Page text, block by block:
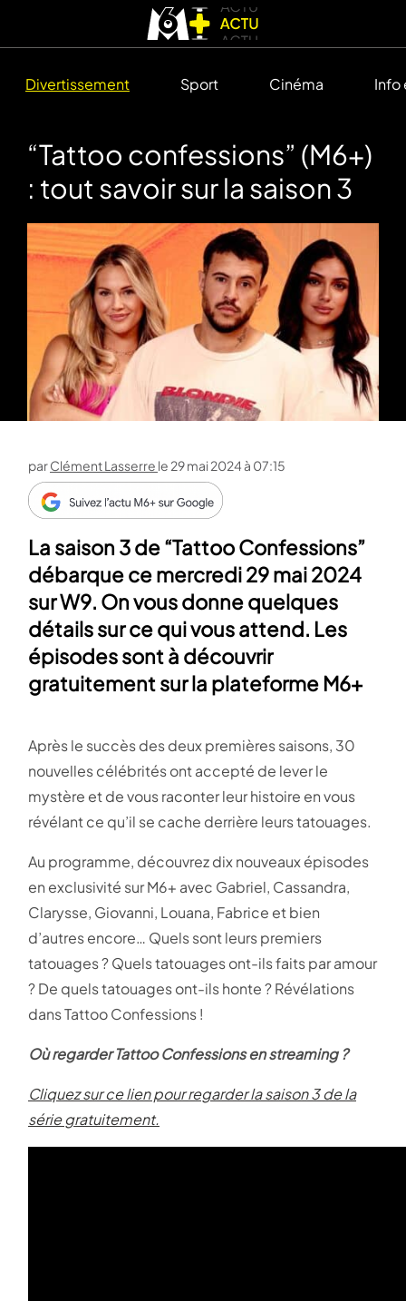
Divertissement Sport Cinéma Info
“Tattoo confessions” (M6+)
: tout savoir sur la saison 3
parClément Lasserre le 29 mai 2024 à 07:15
La saison 3 de “Tattoo Confessions”
débarque ce mercredi 29 mai 2024
sur W9. On vous donne quelques
détails sur ce qui vous attend. Les
épisodes sont à découvrir
gratuitement sur la plateforme M6+
Après le succès des deux premières saisons, 30
nouvelles célébrités ont accepté de lever le
mystère et de vous raconter leur histoire en vous
révélant ce qu’il se cache derrière leurs tatouages.
Au programme, découvrez dix nouveaux épisodes
en exclusivité sur M6+ avec Gabriel, Cassandra,
Clarysse, Giovanni, Louana, Fabrice et bien
d’autres encore… Quels sont leurs premiers
tatouages ? Quels tatouages ont-ils faits par amour
? De quels tatouages ont-ils honte ? Révélations
dans Tattoo Confessions !
Où regarder Tattoo Confessionsen streaming ?
Cliquez sur ce lien pour regarder la saison 3 de la
série gratuitement.